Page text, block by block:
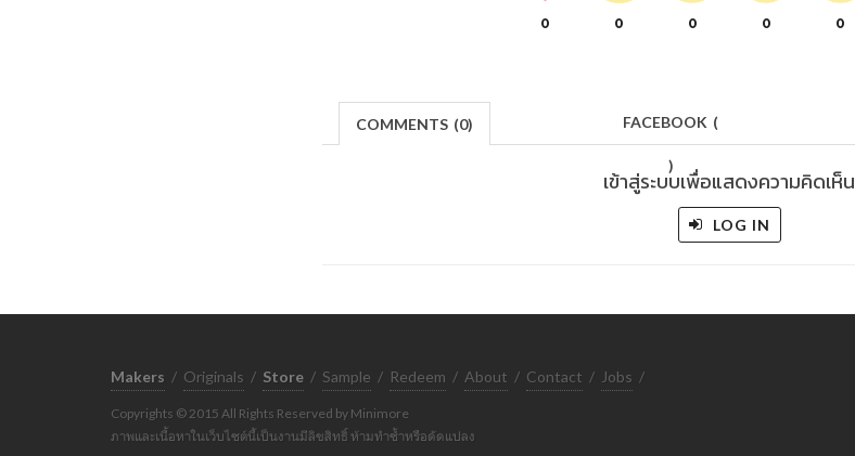
0 0 0 0 0
COMMENTS (0) FACEBOOK (
)
เข้าสู่ระบบเพื่อแสดงความคิดเห็น
LOG IN
Makers / Originals / Store / Sample / Redeem / About / Contact / Jobs /
Copyrights © 2015 All Rights Reserved by Minimore
ภาพและเนื้อหาในเว็บไซต์นี้เป็นงานมีลิขสิทธิ์ ห้ามทำซ้ำหรือดัดแปลง